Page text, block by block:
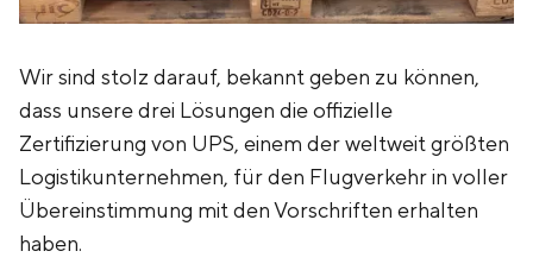
Wir sind stolz darauf, bekannt geben zu können,
dass unsere drei Lösungen die offizielle
Zertifizierung von UPS, einem der weltweit größten
Logistikunternehmen, für den Flugverkehr in voller
Übereinstimmung mit den Vorschriften erhalten
haben.